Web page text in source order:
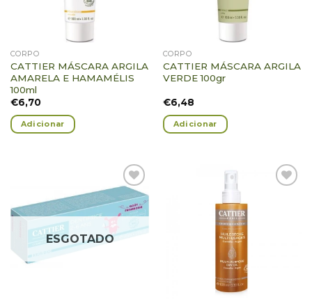
CORPO
CATTIER MÁSCARA ARGILA
AMARELA E HAMAMÉLIS
100ml
€6,70
Adicionar
CORPO
CATTIER MÁSCARA ARGILA
VERDE 100gr
€6,48
Adicionar
Adicionar
Favoritos
ESGOTADO